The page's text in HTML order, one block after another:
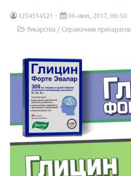
1234554321
06-июл, 2017, 06:50
Лекарства / Справочник препаратов